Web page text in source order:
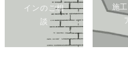
インのご相
談
施